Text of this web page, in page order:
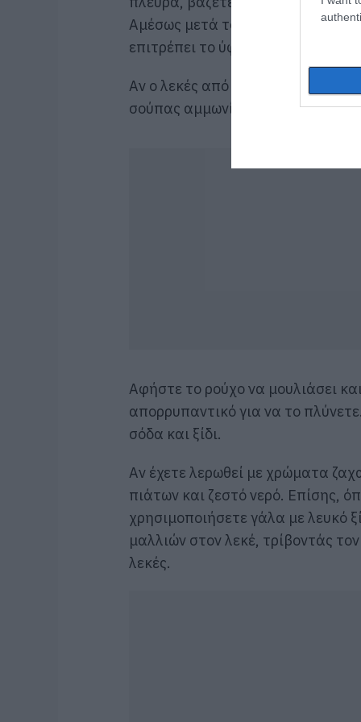
Αμέσως μετά το πλένετε με το
επιτρέπει το ύφασμα.
Αν ο λεκές από βαφή αυγών στα
σούπας αμμωνία σε ένα φλιτζάνι
Αφήστε το ρούχο να μουλιάσει
απορρυπαντικό για να το
σόδα και ξίδι.
Αν έχετε λερωθεί με χρώματα
πιάτων και ζεστό νερό. Επίσης,
χρησιμοποιήσετε γάλα με λευκό
μαλλιών στον λεκέ, τρίβοντάς
λεκές.